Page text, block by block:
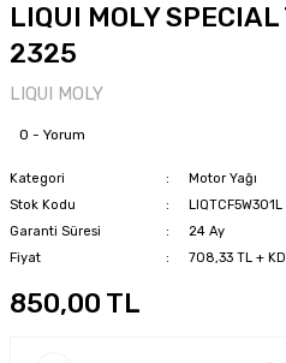
LIQUI MOLY
2325
LIQUI MOLY
0 - Yorum
Kategori
Motor Yağı
Stok Kodu
LIQTCF5W301L
Garanti Süresi
24 Ay
Fiyat
708,33 TL +
850,00 TL